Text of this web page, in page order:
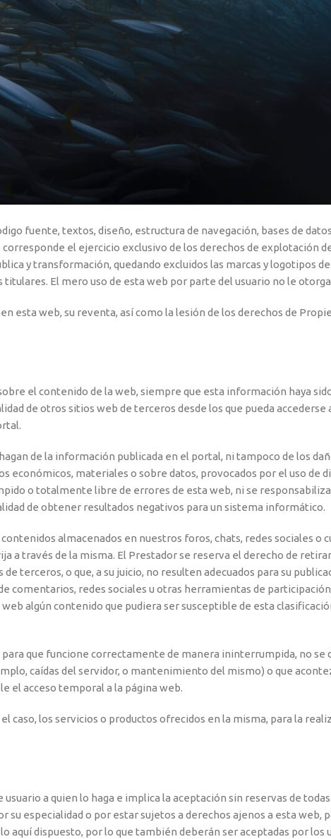
de usuario, por lo que acepta y se compromete a cumplir
otra disposición legal que fuera de aplicación. Si Usted no
realizar cambios en el sitio web sin previo aviso, al objeto de
o el diseño del portal.
la aceptación, sin reserva alguna, de las Condiciones
al de las presentes Condiciones Generales de Uso.
fuente, textos, diseño, estructura de navegación, bases de
el ejercicio exclusivo de los derechos de explotación
y transformación, quedando excluidos las marcas y logotipos
El mero uso de esta web por parte del usuario no le
esta web, su reventa, así como la lesión de los derechos de
el contenido de la web, siempre que esta información haya
de otros sitios web de terceros desde los que pueda
de la información publicada en el portal, ni tampoco de los
económicos, materiales o sobre datos, provocados por el uso de
o totalmente libre de errores de esta web, ni se
de obtener resultados negativos para un sistema informático.
almacenados en nuestros foros, chats, redes sociales
a través de la misma. El Prestador se reserva el derecho de
terceros, o que, a su juicio, no resulten adecuados para su
comentarios, redes sociales u otras herramientas de
algún contenido que pudiera ser susceptible de esta
que funcione correctamente de manera ininterrumpida, no
caídas del servidor, o mantenimiento del mismo) o que
el acceso temporal a la página web.
caso, los servicios o productos ofrecidos en la misma, para la
a quien lo haga e implica la aceptación sin reservas de
su especialidad o por estar sujetos a derechos ajenos a esta web,
dispuesto, por lo que también deberán ser aceptadas por los